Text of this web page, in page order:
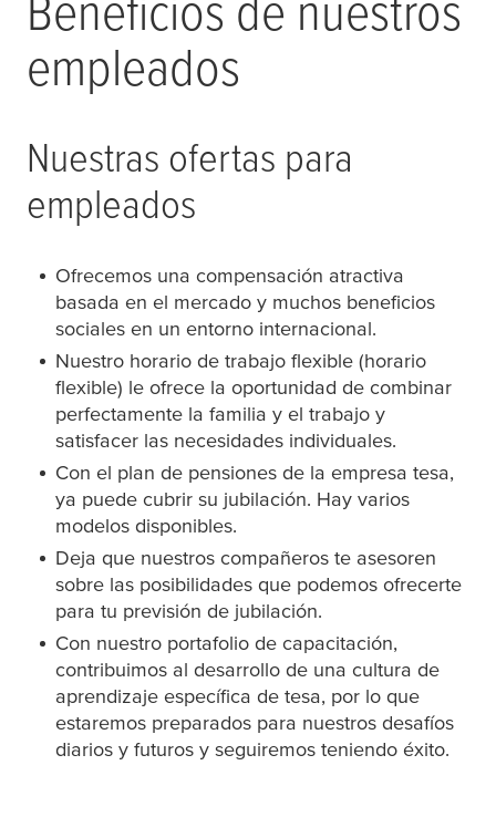
empleados
Nuestras ofertas para
empleados
Ofrecemos una compensación atractiva
basada en el mercado y muchos beneficios
sociales en un entorno internacional.
Nuestro horario de trabajo flexible (horario
flexible) le ofrece la oportunidad de combinar
perfectamente la familia y el trabajo y
satisfacer las necesidades individuales.
Con el plan de pensiones de la empresa tesa,
ya puede cubrir su jubilación. Hay varios
modelos disponibles.
Deja que nuestros compañeros te asesoren
sobre las posibilidades que podemos ofrecerte
para tu previsión de jubilación.
Con nuestro portafolio de capacitación,
contribuimos al desarrollo de una cultura de
aprendizaje específica de tesa, por lo que
estaremos preparados para nuestros desafíos
diarios y futuros y seguiremos teniendo éxito.